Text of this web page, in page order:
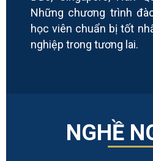
Những chương trình
học viên chuẩn bị tốt
nghiệp trong tương lai.
NGHỀ